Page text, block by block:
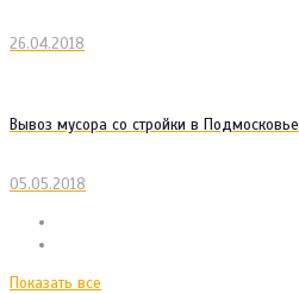
26.04.2018
Вывоз мусора со стройки в Подмосковье
05.05.2018
Показать все